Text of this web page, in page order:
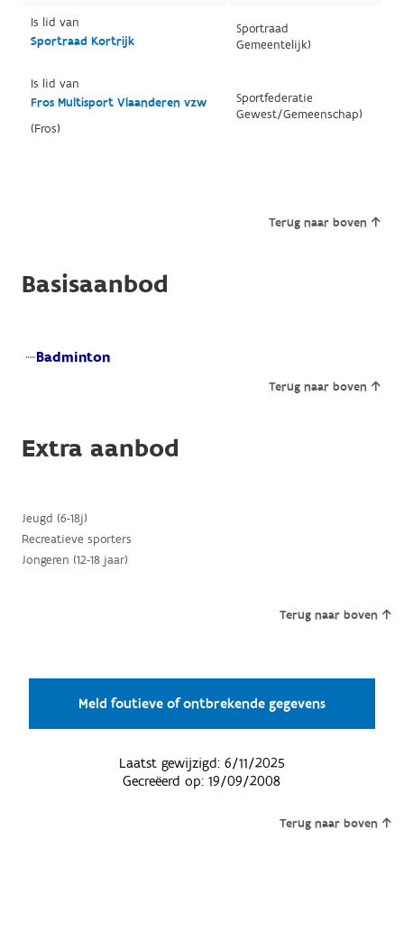
Is lid van
Sportraad Kortrijk
Sportraad
Gemeentelijk)
Is lid van
Fros Multisport Vlaanderen vzw
(Fros)
Sportfederatie
Gewest/Gemeenschap)
Terug naar boven
Basisaanbod
Badminton
Terug naar boven
Extra aanbod
Jeugd (6-18j)
Recreatieve sporters
Jongeren (12-18 jaar)
Terug naar boven
Meld foutieve of ontbrekende gegevens
Laatst gewijzigd: 6/11/2025
Gecreëerd op:19/09/2008
Terug naar boven